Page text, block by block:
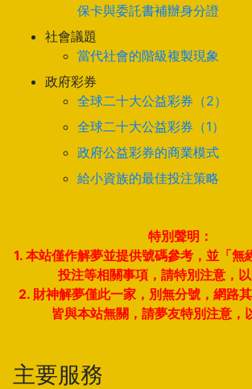
保卡與委託書補辦身分證
社會議題
當代社會的階級複製現象
政府彩券
全球二十大公益彩券（2）
全球二十大公益彩券（1）
政府公益彩券的商業模式
給小資族的最佳投注策略
特別聲明：
1. 本站僅作解夢並提供號碼參考，並「無
投注等相關事項，請特別注意，以
2. 財神解夢僅此一家，別無分號，網路
皆與本站無關，請夢友特別注意，
主要服務